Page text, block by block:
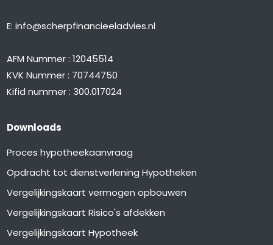
E:info@scherpfinancieeladvies.nl
AFM Nummer : 12045514
KVK Nummer : 70744750
Kifid nummer : 300.017024
Downloads
Proces hypotheekaanvraag
Opdracht tot dienstverlening Hypotheken
Vergelijkingskaart vermogen opbouwen
Vergelijkingskaart Risico's afdekken
Vergelijkingskaart Hypotheek